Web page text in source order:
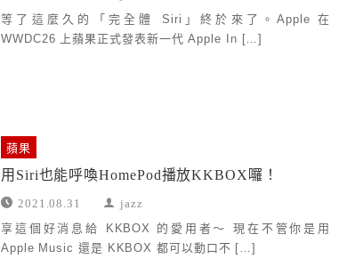
等了這麼久的「完全體 Siri」終於來了。Apple 在
WWDC26 上蘋果正式發表新一代 Apple In […]
蘋果
用Siri也能呼喚HomePod播放KKBOX囉！
2021.08.31 jazz
享這個好消息給 KKBOX 的愛用者～ 現在不管你是用
Apple Music 還是 KKBOX 都可以動口不 […]